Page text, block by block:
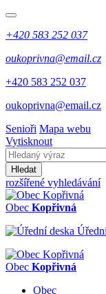
+420 583 252 037
oukoprivna@email.cz
+420 583 252 037
oukoprivna@email.cz
Senioři Mapa webu
Vytisknout
Hledat
rozšířené vyhledávání
Obec Kopřivná
Obec Kopřivná
Obec